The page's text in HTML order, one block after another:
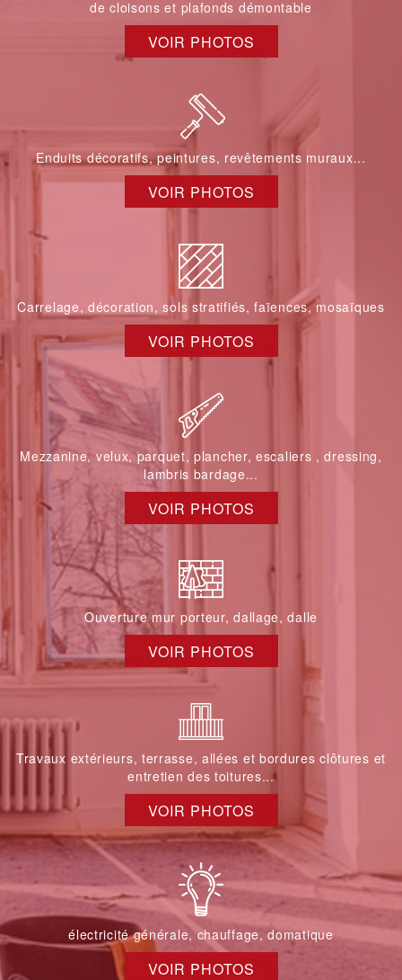
de cloisons et plafonds démontable
VOIR PHOTOS
Enduits décoratifs, peintures, revêtements muraux...
VOIR PHOTOS
Carrelage, décoration, sols stratifiés, faïences, mosaïques
VOIR PHOTOS
Mezzanine, velux, parquet, plancher, escaliers , dressing,
lambris bardage...
VOIR PHOTOS
Ouverture mur porteur, dallage, dalle
VOIR PHOTOS
Travaux extérieurs, terrasse, allées et bordures clôtures et
entretien des toitures...
VOIR PHOTOS
électricité générale, chauffage, domatique
VOIR PHOTOS